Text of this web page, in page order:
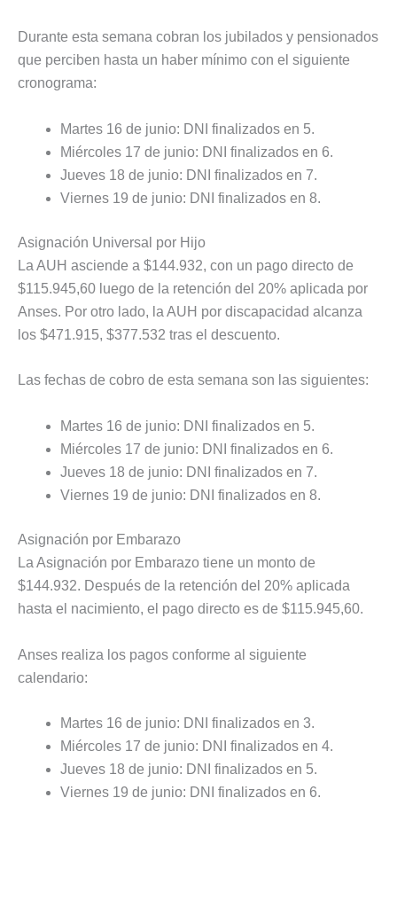
Durante esta semana cobran los jubilados y pensionados
que perciben hasta un haber mínimo con el siguiente
cronograma:
Martes 16 de junio: DNI finalizados en 5.
Miércoles 17 de junio: DNI finalizados en 6.
Jueves 18 de junio: DNI finalizados en 7.
Viernes 19 de junio: DNI finalizados en 8.
Asignación Universal por Hijo
La AUH asciende a $144.932, con un pago directo de
$115.945,60 luego de la retención del 20% aplicada por
Anses. Por otro lado, la AUH por discapacidad alcanza
los $471.915, $377.532 tras el descuento.
Las fechas de cobro de esta semana son las siguientes:
Martes 16 de junio: DNI finalizados en 5.
Miércoles 17 de junio: DNI finalizados en 6.
Jueves 18 de junio: DNI finalizados en 7.
Viernes 19 de junio: DNI finalizados en 8.
Asignación por Embarazo
La Asignación por Embarazo tiene un monto de
$144.932. Después de la retención del 20% aplicada
hasta el nacimiento, el pago directo es de $115.945,60.
Anses realiza los pagos conforme al siguiente
calendario:
Martes 16 de junio: DNI finalizados en 3.
Miércoles 17 de junio: DNI finalizados en 4.
Jueves 18 de junio: DNI finalizados en 5.
Viernes 19 de junio: DNI finalizados en 6.